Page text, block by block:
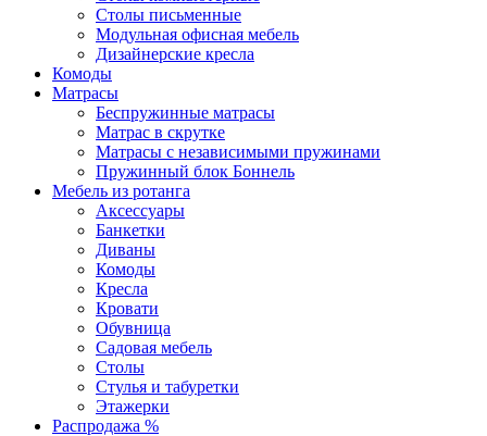
Столы письменные
Модульная офисная мебель
Дизайнерские кресла
Комоды
Матрасы
Беспружинные матрасы
Матрас в скрутке
Матрасы с независимыми пружинами
Пружинный блок Боннель
Мебель из ротанга
Аксессуары
Банкетки
Диваны
Комоды
Кресла
Кровати
Обувница
Садовая мебель
Столы
Стулья и табуретки
Этажерки
Распродажа %